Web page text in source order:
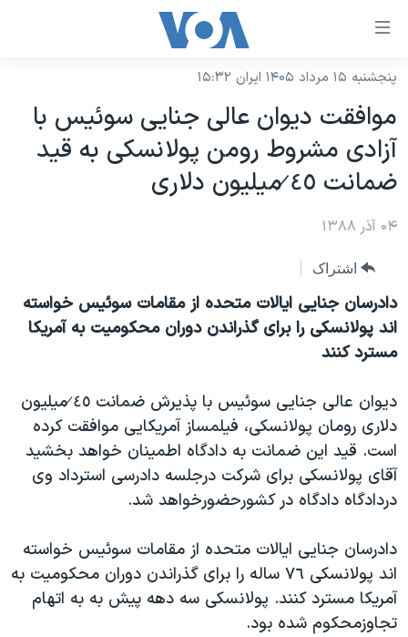
لینکهای
دسترسی
جهش
به
محتوای
اصلی
به
صفحه
جهش
به
جستجو
نسخه سبک وب‌سایت
موضوع ها
آمریکا
جهان
ورزشی
گزیده‌ها
ویژه برنامه‌ها
ویدیوها
فرهنگ و زندگی
حقوق شهروندی
اقتصادی
اسرائیل در جنگ
گالری عکس
آرشیو پخش زنده
برنامه های تلویزیونی
جدول برنامه ها
صفحه‌های ویژه
جام جهانی ۲۰۲۶
عملیات خشم حماسی
۲۵۰سالگی آمریکا
بایگانی برنامه‌های تلویزیونی
مستندها
انتخابات ریاست جمهوری آمریکا ۲۰۲۴
حمله جمهوری اسلامی به اسرائیل
ورزش زنان در ایران
اعتراضات زن، زندگی، آزادی
مجموعه مستندهای دادخواهی
فرکانس‌های صدای آمریکا
پخش رادیویی
دنبال کنید
زبانهای مختلف
پنجشنبه ۱۵ مرداد ۱۴۰۵ ایران ۱۵:۳۲
موافقت دیوان عالی جنایی سوئیس با
آزادی مشروط رومن پولانسکی به قید
ضمانت ٤̷٥ میلیون دلاری
۰۴ آذر ۱۳۸۸
اشتراک
دادرسان جنایی ایالات متحده از مقامات سوئیس خواسته
اند پولانسکی را برای گذراندن دوران محکومیت به آمریکا
مسترد کنند
دیوان عالی جنایی سوئیس با پذیرش ضمانت ٤̷٥ میلیون
دلاری رومان پولانسکی، فیلمساز آمریکایی موافقت کرده
است. قید این ضمانت به دادگاه اطمینان خواهد بخشید
آقای پولانسکی برای شرکت درجلسه دادرسی استرداد وی
دردادگاه دادگاه در کشورحضورخواهد شد.
دادرسان جنایی ایالات متحده از مقامات سوئیس خواسته
اند پولانسکی ٧٦ ساله را برای گذراندن دوران محکومیت به
آمریکا مسترد کنند. پولانسکی سه دهه پیش به به اتهام
تجاوزمحکوم شده بود.